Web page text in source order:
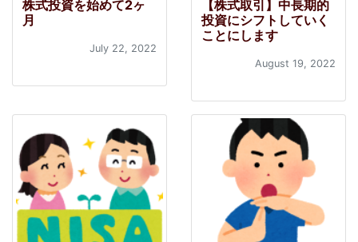
株式投資を始めて2ヶ
月
July 22, 2022
【株式取引】中長期的
投資にシフトしていく
ことにします
August 19, 2022